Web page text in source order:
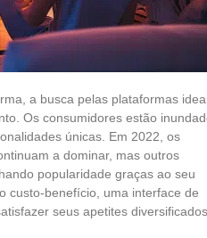
a busca pelas plataformas
Os consumidores estão
únicas. Em 2022, os
a dominar, mas outros
popularidade graças ao seu
custo-benefício, uma interface de
seus apetites diversificados